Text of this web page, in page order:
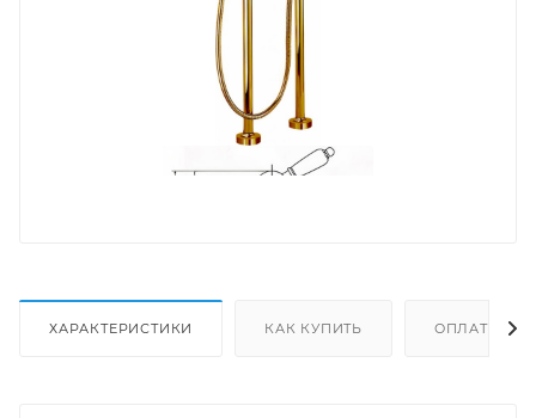
ХАРАКТЕРИСТИКИ КАК КУПИТЬ ОПЛАТА